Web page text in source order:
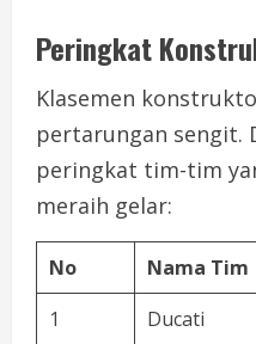
Peringkat
Klasemen
pertarungan sengit.
peringkat tim-tim
meraih gelar:
No Nama Tim
1
Ducati